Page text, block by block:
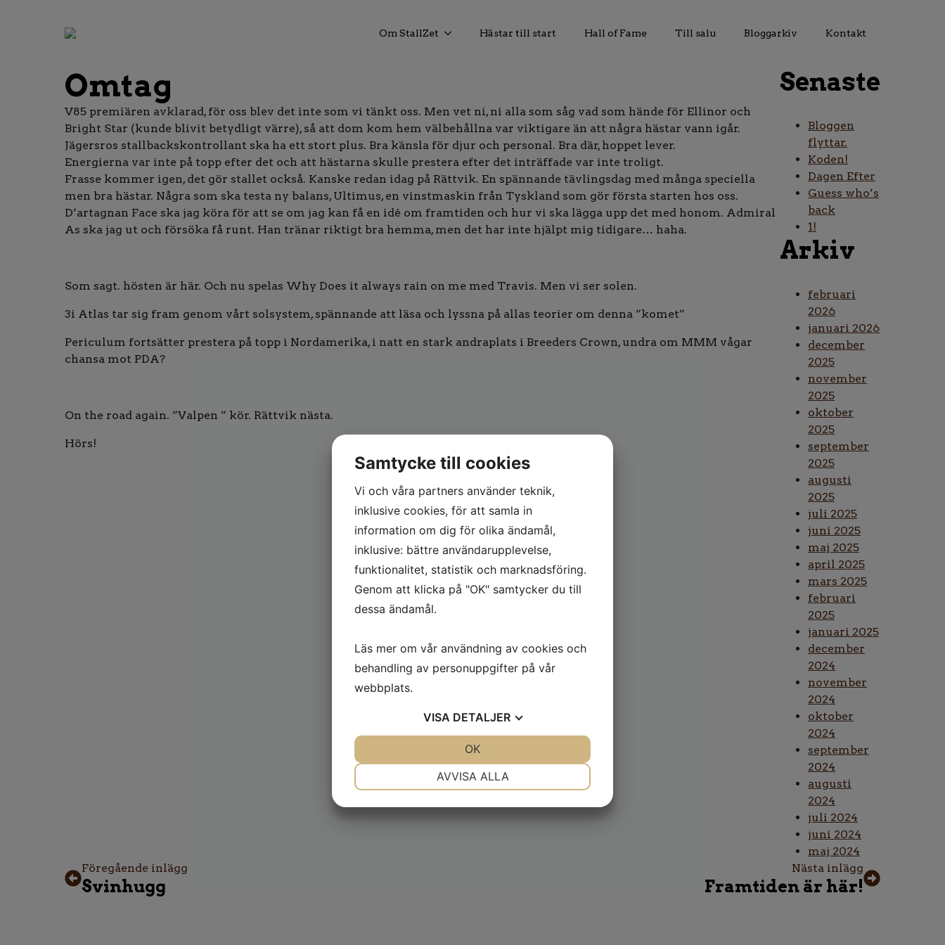
Om StallZet Hästar till start Hall of Fame Till salu Bloggarkiv Kontakt
Omtag
V85 premiären avklarad, för oss blev det inte som vi tänkt oss. Men vet ni, ni alla som såg vad som hände för Ellinor och
Bright Star (kunde blivit betydligt värre), så att dom kom hem välbehållna var viktigare än att några hästar vann igår.
Jägersros stallbackskontrollant ska ha ett stort plus. Bra känsla för djur och personal. Bra där, hoppet lever.
Energierna var inte på topp efter det och att hästarna skulle prestera efter det inträffade var inte troligt.
Frasse kommer igen, det gör stallet också. Kanske redan idag på Rättvik. En spännande tävlingsdag med många speciella
men bra hästar. Några som ska testa ny balans, Ultimus, en vinstmaskin från Tyskland som gör första starten hos oss.
D’artagnan Face ska jag köra för att se om jag kan få en idé om framtiden och hur vi ska lägga upp det med honom. Admiral
As ska jag ut och försöka få runt. Han tränar riktigt bra hemma, men det har inte hjälpt mig tidigare… haha.
Som sagt. hösten är här. Och nu spelas Why Does it always rain on me med Travis. Men vi ser solen.
3i Atlas tar sig fram genom vårt solsystem, spännande att läsa och lyssna på allas teorier om denna ”komet”
Periculum fortsätter prestera på topp i Nordamerika, i natt en stark andraplats i Breeders Crown, undra om MMM vågar
chansa mot PDA?
On the road again. ”Valpen ” kör. Rättvik nästa.
Hörs!
Senaste
Bloggen
flyttar.
Koden!
Dagen Efter
Guess who’s
back
1!
Arkiv
februari
2026
januari 2026
december
2025
november
2025
oktober
2025
september
2025
augusti
2025
juli 2025
juni 2025
maj 2025
april 2025
mars 2025
februari
2025
januari 2025
december
2024
november
2024
oktober
2024
september
2024
augusti
2024
juli 2024
juni 2024
maj 2024
Föregående inlägg
Svinhugg
Nästa inlägg
Framtiden är här!
Samtycke till cookies
Vi och våra partners använder teknik,
inklusive cookies, för att samla in
information om dig för olika ändamål,
inklusive: bättre användarupplevelse,
funktionalitet, statistik och marknadsföring.
Genom att klicka på "OK" samtycker du till
dessa ändamål.
Läs mer om vår användning av cookies och
behandling av personuppgifter på vår
webbplats.
VISA DETALJER
AVVISA ALLA
OK